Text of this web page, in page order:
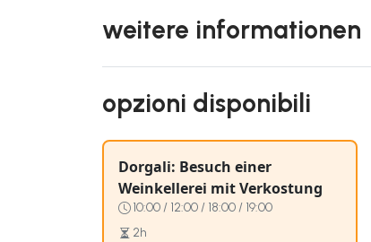
weitere informationen
opzioni disponibili
Dorgali: Besuch einer
Weinkellerei mit Verkostung
10:00 / 12:00 / 18:00 / 19:00
2h